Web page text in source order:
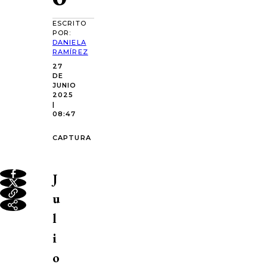
ESCRITO
POR:
DANIELA
RAMÍREZ
27
DE
JUNIO
2025
|
08:47
CAPTURA
J
u
l
i
o